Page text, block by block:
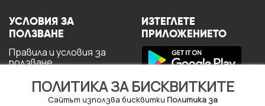
ПОЛИТИКА ЗА БИСКВИТКИТЕ
Сайтът използва бисквитки Политика за
УСЛОВИЯ ЗА
ПОЛЗВАНЕ
Правила и условия за
ползване
поверителност
Политика за кукита
ИЗТЕГЛЕТЕ
ПРИЛОЖЕНИЕТО